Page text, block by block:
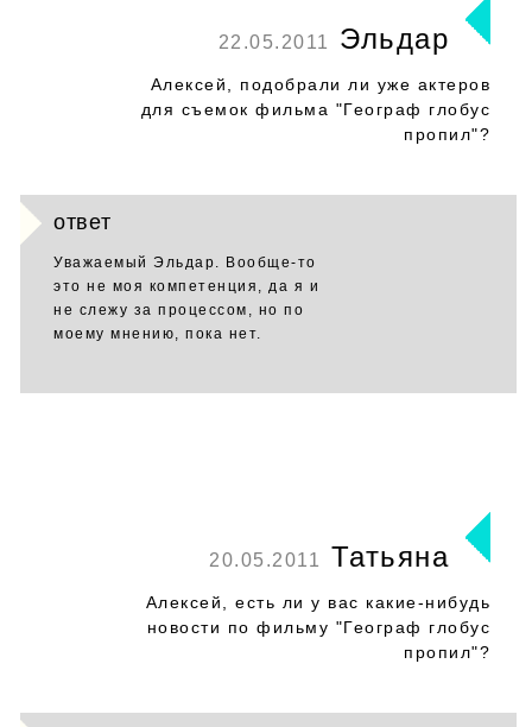
22.05.2011 Эльдар
Алексей, подобрали ли уже актеров
для съемок фильма "Географ глобус
пропил"?
ответ
Уважаемый Эльдар. Вообще-то
это не моя компетенция, да я и
не слежу за процессом, но по
моему мнению, пока нет.
20.05.2011 Татьяна
Алексей, есть ли у вас какие-нибудь
новости по фильму "Географ глобус
пропил"?